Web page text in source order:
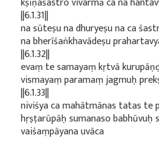
||6.1.31||
na sūteṣu na dhuryeṣu na ca
na bherīśaṅkhavādeṣu
||6.1.32||
evaṃ te samayaṃ kṛtvā
vismayaṃ paramaṃ jagmuḥ
||6.1.33||
niviśya ca mahātmānas tatas te
hṛṣṭarūpāḥ sumanaso babhūvuḥ
vaiśaṃpāyana uvāca